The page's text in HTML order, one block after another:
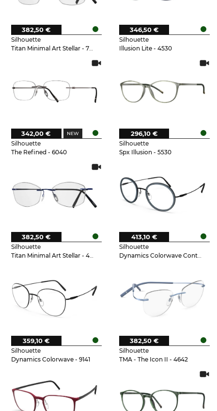
Silhouette
Titan Minimal Art Stellar - 7000
382,50 €
Silhouette
Illusion Lite - 4530
346,50 €
Silhouette
The Refined - 6040
342,00 €
Silhouette
Spx Illusion - 5530
296,10 €
Silhouette
Titan Minimal Art Stellar - 4540
382,50 €
Silhouette
Dynamics Colorwave Contour - 9041
413,10 €
Silhouette
Dynamics Colorwave - 9141
359,10 €
Silhouette
TMA - The Icon II - 4642
382,50 €